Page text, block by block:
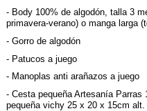
- Body 100% de algodón, talla 3
primavera-verano) o manga larga
- Gorro de algodón
- Patucos a juego
- Manoplas anti arañazos a juego
- Cesta pequeña Artesanía
pequeña vichy 25 x 20 x 15cm alt.